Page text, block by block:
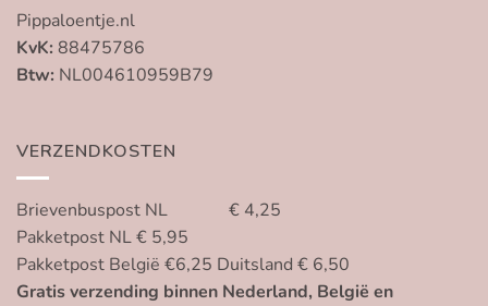
Pippaloentje.nl
KvK: 88475786
Btw: NL004610959B79
VERZENDKOSTEN
Brievenbuspost NL € 4,25
Pakketpost NL € 5,95
Pakketpost België €6,25 Duitsland € 6,50
Gratis verzending binnen Nederland, België en